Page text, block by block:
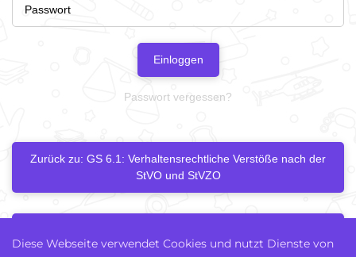
Einloggen
Passwort vergessen?
Zurück zu: GS 6.1: Verhaltensrechtliche Verstöße nach der
StVO und StVZO
Diese Webseite verwendet Cookies und nutzt Dienste von